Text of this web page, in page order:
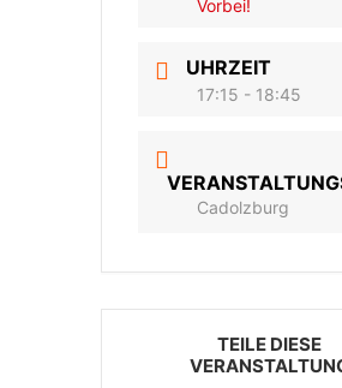
Vorbei!
UHRZEIT
17:15 - 18:45
Cadolzburg
TEILE DIESE